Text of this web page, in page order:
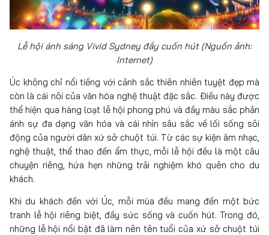
Lễ hội ánh sáng Vivid Sydney đầy cuốn hút (Nguồn ảnh:
Internet)
Úc không chỉ nổi tiếng với cảnh sắc thiên nhiên tuyệt đẹp mà
còn là cái nôi của văn hóa nghệ thuật đặc sắc. Điều này được
thể hiện qua hàng loạt lễ hội phong phú và đầy màu sắc phản
ánh sự đa dạng văn hóa và cái nhìn sâu sắc về lối sống sôi
động của người dân xứ sở chuột túi. Từ các sự kiện âm nhạc,
nghệ thuật, thể thao đến ẩm thực, mỗi lễ hội đều là một câu
chuyện riêng, hứa hẹn những trải nghiệm khó quên cho du
khách.
Khi du khách đến với Úc, mỗi mùa đều mang đến một bức
tranh lễ hội riêng biệt, đầy sức sống và cuốn hút. Trong đó,
những lễ hội nổi bật đã làm nên tên tuổi của xứ sở chuột túi